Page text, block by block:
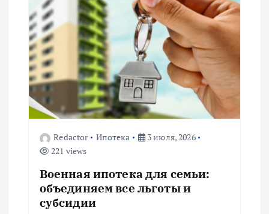
и
я
п
о
Redactor Ипотека
3 июля, 2026
221 views
Военная ипотека для семьи:
объединяем все льготы и
субсидии